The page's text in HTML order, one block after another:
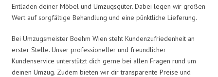
Entladen deiner Möbel und Umzugsgüter. Dabei legen wir großen
Wert auf sorgfältige Behandlung und eine pünktliche Lieferung.
Bei Umzugsmeister Boehm Wien steht Kundenzufriedenheit an
erster Stelle. Unser professioneller und freundlicher
Kundenservice unterstützt dich gerne bei allen Fragen rund um
deinen Umzug. Zudem bieten wir dir transparente Preise und